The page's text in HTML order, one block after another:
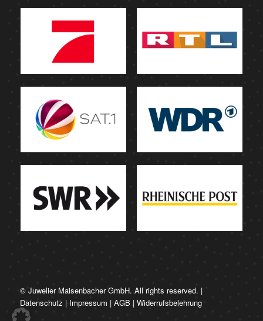
© Juwelier Maisenbacher GmbH. All rights reserved. |
Datenschutz | Impressum | AGB | Widerrufsbelehrung